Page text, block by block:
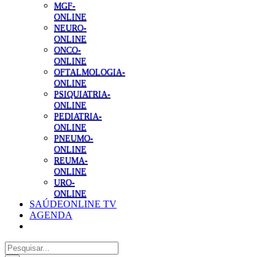
MGF-
ONLINE
NEURO-
ONLINE
ONCO-
ONLINE
OFTALMOLOGIA-
ONLINE
PSIQUIATRIA-
ONLINE
PEDIATRIA-
ONLINE
PNEUMO-
ONLINE
REUMA-
ONLINE
URO-
ONLINE
SAÚDEONLINE TV
AGENDA
Pesquisar